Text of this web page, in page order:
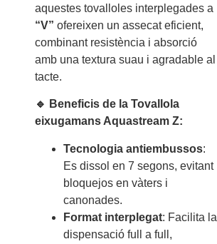
aquestes tovalloles interplegades a
“V” ofereixen un assecat eficient,
combinant resistència i absorció
amb una textura suau i agradable al
tacte.
🔹 Beneficis de la Tovallola
eixugamans Aquastream Z:
Tecnologia antiembussos:
Es dissol en 7 segons, evitant
bloquejos en vàters i
canonades.
Format interplegat: Facilita la
dispensació full a full,